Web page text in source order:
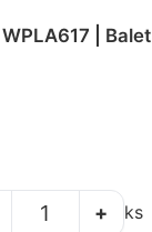
| Balet
+ ks